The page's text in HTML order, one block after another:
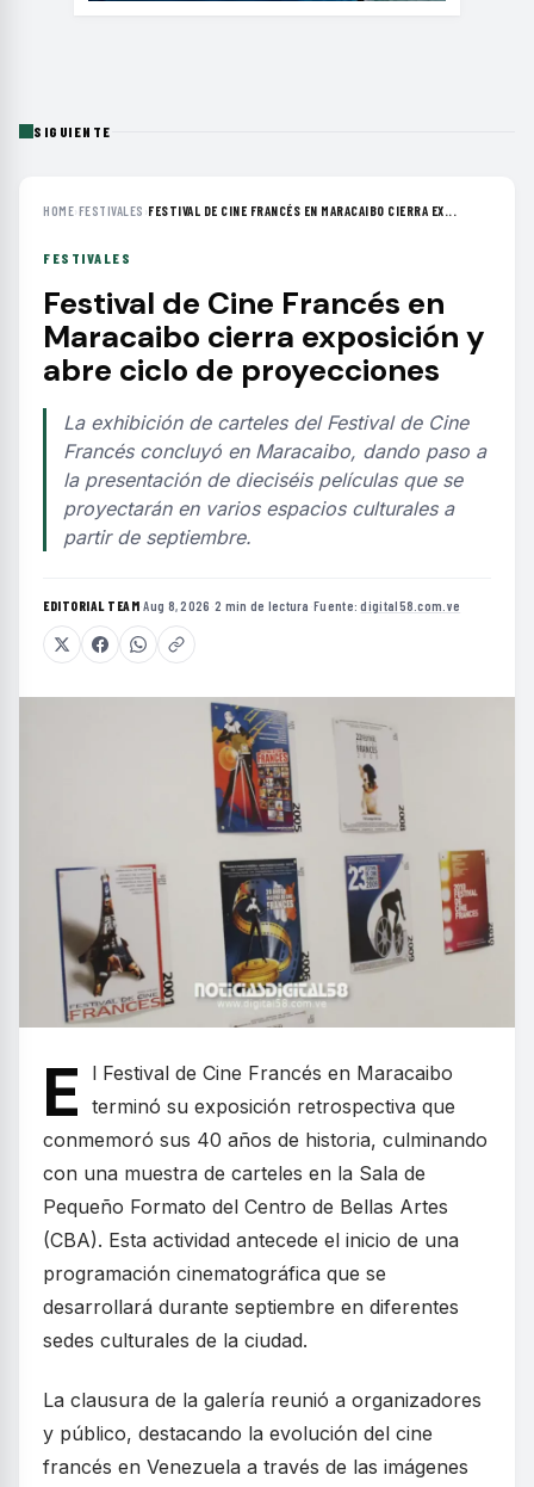
SIGUIENTE
HOME›FESTIVALES ›FESTIVAL DE CINE FRANCÉS EN MARACAIBO CIERRA EX...
FESTIVALES
Festival de Cine Francés en
Maracaibo cierra exposición y
abre ciclo de proyecciones
La exhibición de carteles del Festival de Cine
Francés concluyó en Maracaibo, dando paso a
la presentación de dieciséis películas que se
proyectarán en varios espacios culturales a
partir de septiembre.
EDITORIAL TEAM·Aug 8, 2026 ·2 min de lectura ·Fuente:digital58.com.ve
E
l Festival de Cine Francés en Maracaibo
terminó su exposición retrospectiva que
conmemoró sus 40 años de historia, culminando
con una muestra de carteles en la Sala de
Pequeño Formato del Centro de Bellas Artes
(CBA). Esta actividad antecede el inicio de una
programación cinematográfica que se
desarrollará durante septiembre en diferentes
sedes culturales de la ciudad.
La clausura de la galería reunió a organizadores
y público, destacando la evolución del cine
francés en Venezuela a través de las imágenes